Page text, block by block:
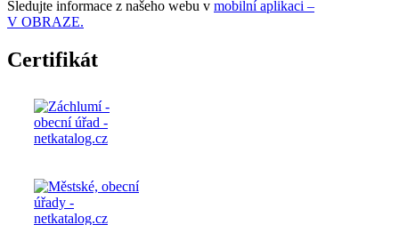
Sledujte informace z našeho webu v mobilní aplikaci –
V OBRAZE.
Certifikát